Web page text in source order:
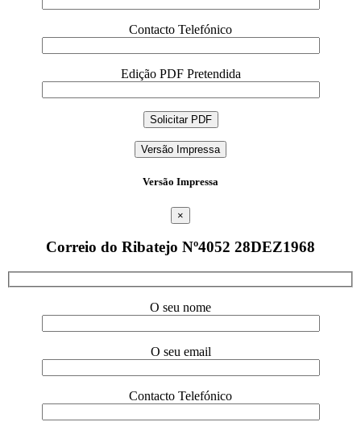
Contacto Telefónico
Edição PDF Pretendida
Versão Impressa
Versão Impressa
×
Correio do Ribatejo Nº4052 28DEZ1968
O seu nome
O seu email
Contacto Telefónico